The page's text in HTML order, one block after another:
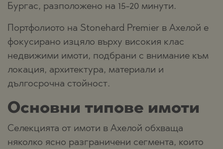
Бургас, разположено на 15-20 минути.
Портфолиото на Stonehard Premier в Ахелой е
фокусирано изцяло върху високия клас
недвижими имоти, подбрани с внимание към
локация, архитектура, материали и
дългосрочна стойност.
Основни типове имоти
Селекцията от имоти в Ахелой обхваща
няколко ясно разграничени сегмента, които